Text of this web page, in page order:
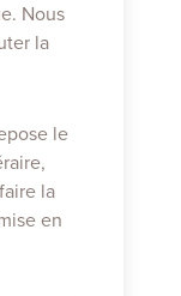
Nous
la
le
la
en